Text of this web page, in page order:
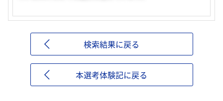
検索結果に戻る
本選考体験記に戻る